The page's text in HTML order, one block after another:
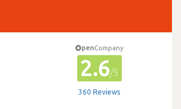
penCompany
2.6/5
360 Reviews